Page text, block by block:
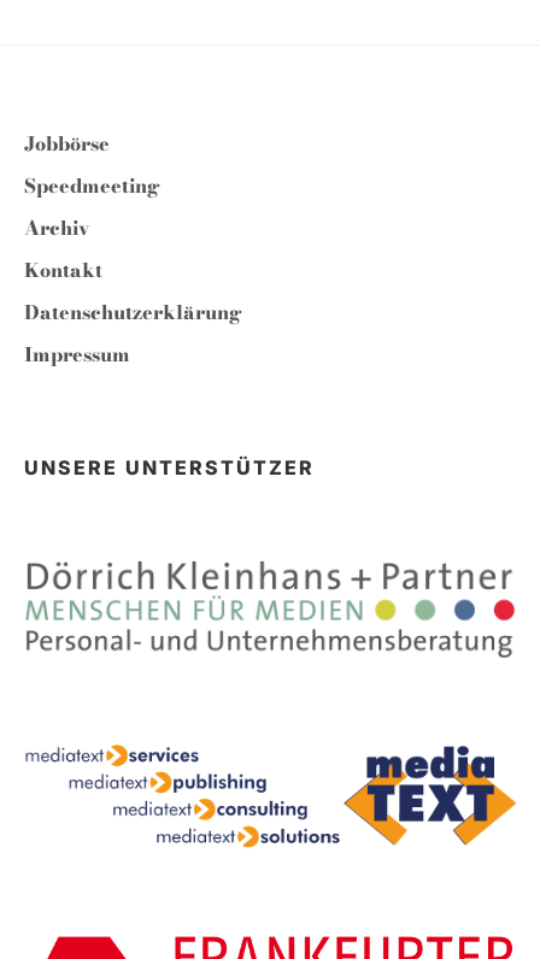
Jobbörse
Speedmeeting
Archiv
Kontakt
Datenschutzerklärung
Impressum
UNSERE UNTERSTÜTZER